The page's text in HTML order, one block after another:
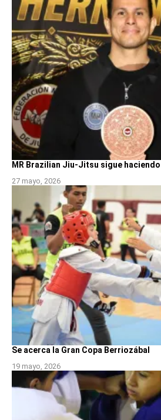
MR Brazilian Jiu-Jitsu sigue
27 mayo, 2026
Se acerca la Gran Copa Berriozábal
19 mayo, 2026